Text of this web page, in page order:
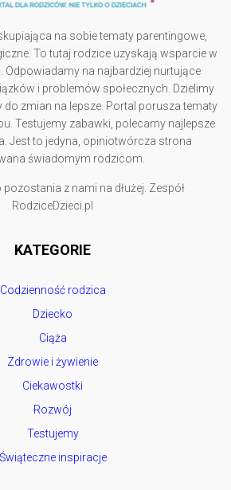
na sobie tematy parentingowe,
To tutaj rodzice uzyskają wsparcie w
Odpowiadamy na najbardziej nurtujące
i problemów społecznych. Dzielimy
do zmian na lepsze. Portal porusza tematy
Testujemy zabawki, polecamy najlepsze
Jest to jedyna, opiniotwórcza strona
świadomym rodzicom.
z nami na dłużej. Zespół
RodziceDzieci.pl
KATEGORIE
Codzienność rodzica
Dziecko
Ciąża
Zdrowie i żywienie
Ciekawostki
Rozwój
Testujemy
Świąteczne inspiracje